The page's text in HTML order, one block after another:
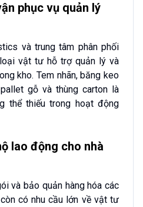
phục vụ quản lý
và trung tâm phân phối
vật tư hỗ trợ quản lý và
kho. Tem nhãn, băng keo
gỗ và thùng carton là
thể thiếu trong hoạt động
lao động cho nhà
và bảo quản hàng hóa các
có nhu cầu lớn về vật tư